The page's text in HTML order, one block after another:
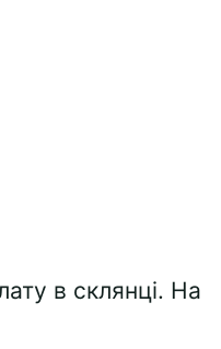
в склянці. На